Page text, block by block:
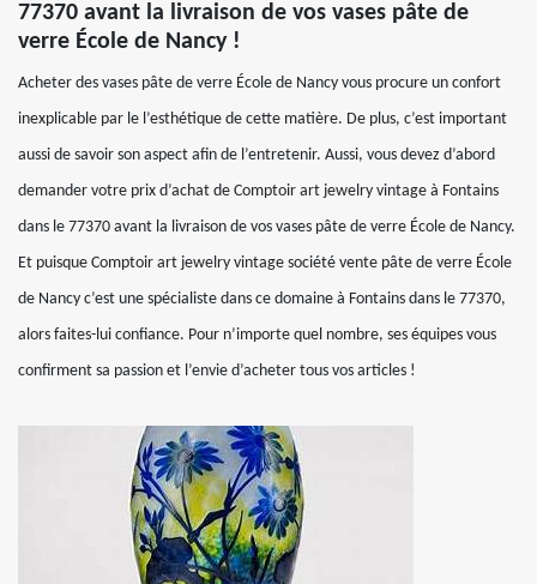
77370 avant la livraison de vos vases pâte de
verre École de Nancy !
Acheter des vases pâte de verre École de Nancy vous procure un confort
inexplicable par le l’esthétique de cette matière. De plus, c’est important
aussi de savoir son aspect afin de l’entretenir. Aussi, vous devez d’abord
demander votre prix d’achat de Comptoir art jewelry vintage à Fontains
dans le 77370 avant la livraison de vos vases pâte de verre École de Nancy.
Et puisque Comptoir art jewelry vintage société vente pâte de verre École
de Nancy c’est une spécialiste dans ce domaine à Fontains dans le 77370,
alors faites-lui confiance. Pour n’importe quel nombre, ses équipes vous
confirment sa passion et l’envie d’acheter tous vos articles !